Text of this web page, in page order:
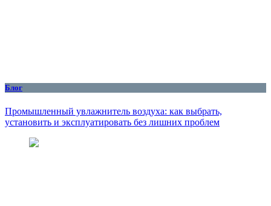
Блог
Промышленный увлажнитель воздуха: как выбрать,
установить и эксплуатировать без лишних проблем